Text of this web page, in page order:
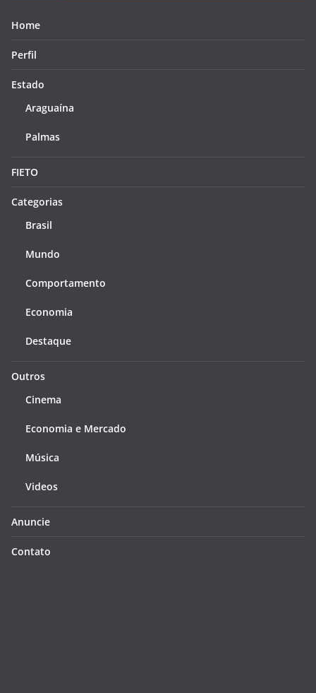
Home
Perfil
Estado
Araguaína
Palmas
FIETO
Categorias
Brasil
Mundo
Comportamento
Economia
Destaque
Outros
Cinema
Economia e Mercado
Música
Videos
Anuncie
Contato